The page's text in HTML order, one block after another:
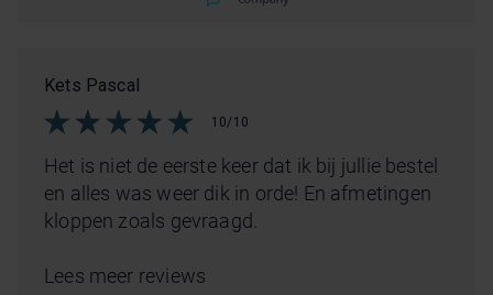
Kets Pascal
10/10
Het is niet de eerste keer dat ik bij jullie bestel
en alles was weer dik in orde! En afmetingen
kloppen zoals gevraagd.
Lees meer reviews